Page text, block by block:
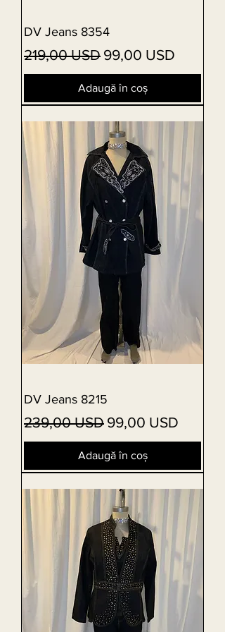
DV Jeans 8354
Preț normal
219,00 USD Preț redus
99,00 USD
Adaugă în coș
DV Jeans 8215
Preț normal
239,00 USD Preț redus
99,00 USD
Adaugă în coș